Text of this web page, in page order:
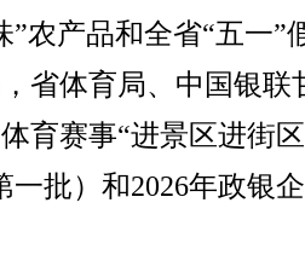
”农产品和全省“五一”
省体育局、中国银联
育赛事“进景区进街
一批）和2026年政银